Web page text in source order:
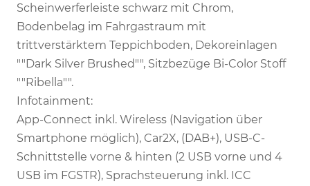
Scheinwerferleiste schwarz mit Chrom,
Bodenbelag im Fahrgastraum mit
trittverstärktem Teppichboden, Dekoreinlagen
""Dark Silver Brushed"", Sitzbezüge Bi-Color Stoff
""Ribella"".
Infotainment:
App-Connect inkl. Wireless (Navigation über
Smartphone möglich), Car2X, (DAB+), USB-C-
Schnittstelle vorne & hinten (2 USB vorne und 4
USB im FGSTR), Sprachsteuerung inkl. ICC